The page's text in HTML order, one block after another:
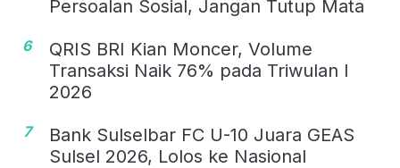
Persoalan Sosial, Jangan Tutup Mata
6
QRIS BRI Kian Moncer, Volume
Transaksi Naik 76% pada Triwulan I
2026
7
Bank Sulselbar FC U-10 Juara GEAS
Sulsel 2026, Lolos ke Nasional